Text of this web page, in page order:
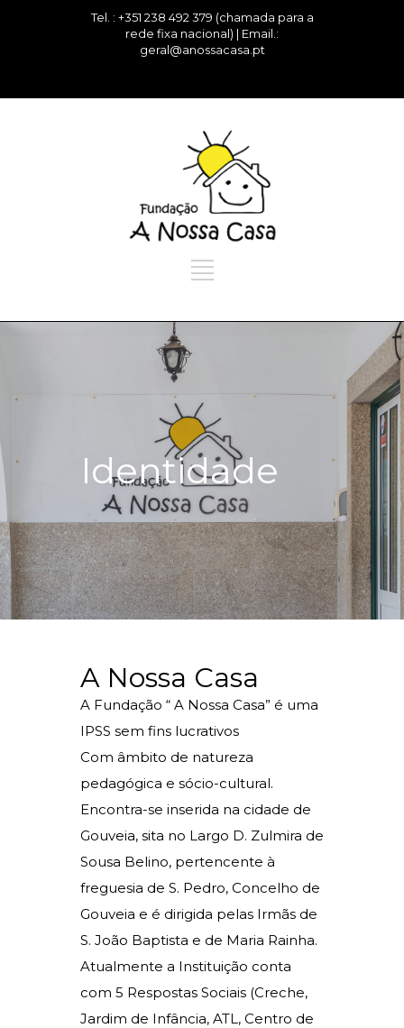
Tel. : +351 238 492 379 (chamada para a
rede fixa nacional) | Email.:
geral@anossacasa.pt
Identidade
A Nossa Casa
A Fundação “ A Nossa Casa” é uma
IPSS sem fins lucrativos
Com âmbito de natureza
pedagógica e sócio-cultural.
Encontra-se inserida na cidade de
Gouveia, sita no Largo D. Zulmira de
Sousa Belino, pertencente à
freguesia de S. Pedro, Concelho de
Gouveia e é dirigida pelas Irmãs de
S. João Baptista e de Maria Rainha.
Atualmente a Instituição conta
com 5 Respostas Sociais (Creche,
Jardim de Infância, ATL, Centro de